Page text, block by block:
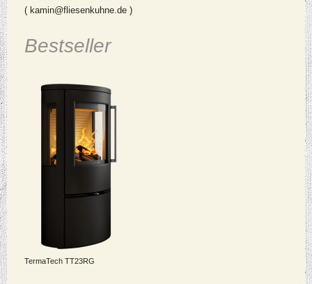
( kamin@fliesenkuhne.de )
Bestseller
TermaTech TT23RG